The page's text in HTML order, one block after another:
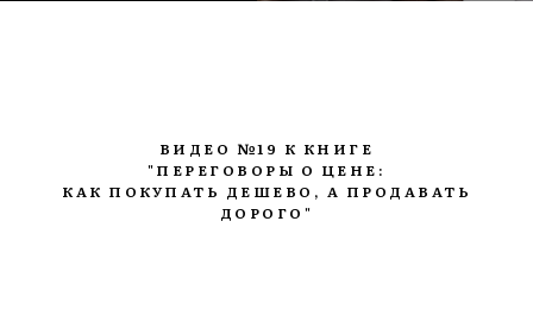
ВИДЕО №19 К КНИГЕ
"ПЕРЕГОВОРЫ О ЦЕНЕ:
КАК ПОКУПАТЬ ДЕШЕВО, А ПРОДАВАТЬ
ДОРОГО"